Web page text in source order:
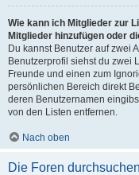
Wie kann ich Mitglieder zur
Mitglieder hinzufügen oder
Du kannst Benutzer auf zwei
Benutzerprofil siehst du zwei
Freunde und einen zum
persönlichen Bereich direkt
deren Benutzernamen
von den Listen entfernen.
Nach oben
Die Foren durchsuchen